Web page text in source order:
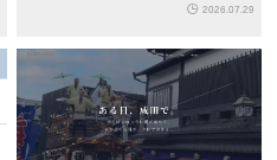
2026.07.29